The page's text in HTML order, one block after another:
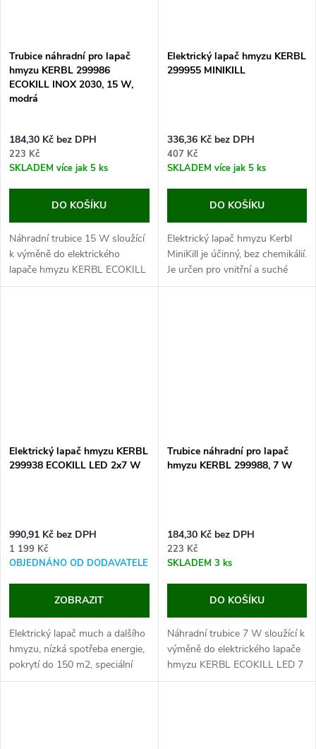
Trubice náhradní pro lapač
hmyzu KERBL 299986
ECOKILL INOX 2030, 15 W,
modrá
184,30 Kč bez DPH
223 Kč
SKLADEM více jak 5 ks
DO KOŠÍKU
Náhradní trubice 15 W sloužící
k výměně do elektrického
lapače hmyzu KERBL ECOKILL
INOX 2030 15 W modře svítící,
Elektrický lapač hmyzu KERBL
299955 MINIKILL
336,36 Kč bez DPH
407 Kč
SKLADEM více jak 5 ks
DO KOŠÍKU
Elektrický lapač hmyzu Kerbl
MiniKill je účinný, bez chemikálií.
Je určen pro vnitřní a suché
prostory, pokrytí plochy až do
Elektrický lapač hmyzu KERBL
299938 ECOKILL LED 2x7 W
990,91 Kč bez DPH
1 199 Kč
OBJEDNÁNO OD DODAVATELE
ZOBRAZIT
Elektrický lapač much a dalšího
hmyzu, nízká spotřeba energie,
pokrytí do 150 m2, speciální
LED UVA lampy, rozměry
Trubice náhradní pro lapač
hmyzu KERBL 299988, 7 W
184,30 Kč bez DPH
223 Kč
SKLADEM 3 ks
DO KOŠÍKU
Náhradní trubice 7 W sloužící k
výměně do elektrického lapače
hmyzu KERBL ECOKILL LED 7
W modře svítící, LED UVA